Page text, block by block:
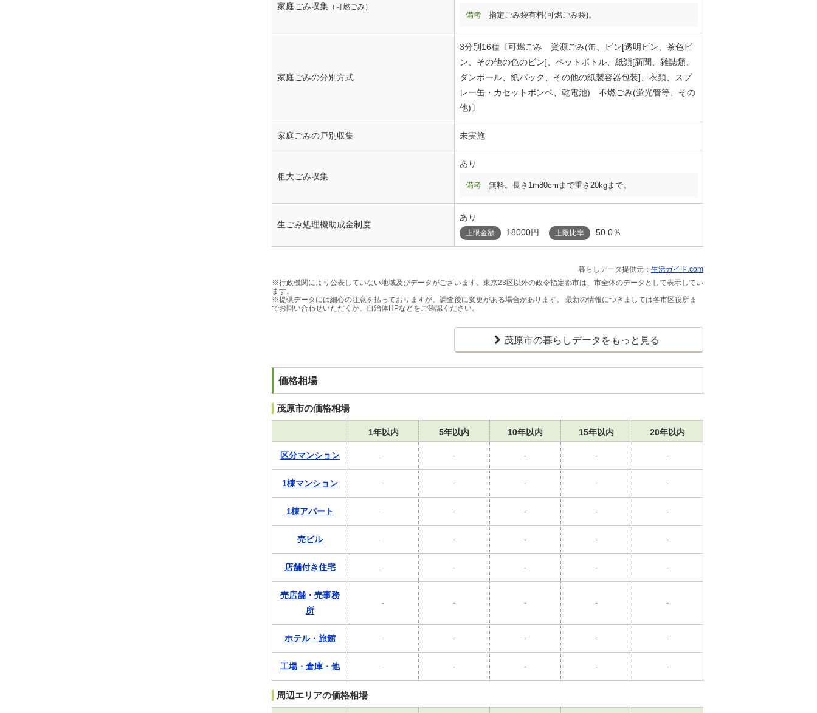
家庭ごみ収集 （可燃ごみ）
備考 指定ごみ袋有料(可燃ごみ袋)。
家庭ごみの分別方式
3分別16種〔可燃ごみ 資源ごみ(缶、ビン[透明ビン、茶色ビ
ン、その他の色のビン]、ペットボトル、紙類[新聞、雑誌類、
ダンボール、紙パック、その他の紙製容器包装]、衣類、スプ
レー缶・カセットボンベ、乾電池) 不燃ごみ(蛍光管等、その
他)〕
家庭ごみの戸別収集 未実施
粗大ごみ収集
あり
備考 無料。長さ1m80cmまで重さ20kgまで。
生ごみ処理機助成金制度
あり
上限金額 18000円 上限比率 50.0％
暮らしデータ提供元： 生活ガイド.com
※行政機関により公表していない地域及びデータがございます。東京23区以外の政令指定都市は、市全体のデータとして表示してい
ます。
※提供データには細心の注意を払っておりますが、調査後に変更がある場合があります。 最新の情報につきましては各市区役所ま
でお問い合わせいただくか、自治体HPなどをご確認ください。
茂原市の暮らしデータをもっと見る
価格相場
茂原市の価格相場
1年以内 5年以内 10年以内 15年以内 20年以内
区分マンション - - - - -
1棟マンション - - - - -
1棟アパート - - - - -
売ビル - - - - -
店舗付き住宅 - - - - -
売店舗・売事務
所
- - - - -
ホテル・旅館 - - - - -
工場・倉庫・他 - - - - -
周辺エリアの価格相場